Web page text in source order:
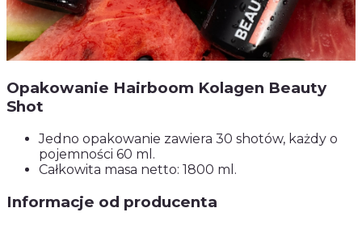
Opakowanie Hairboom Kolagen Beauty
Shot
Jedno opakowanie zawiera 30 shotów, każdy o
pojemności 60 ml.
Całkowita masa netto: 1800 ml.
Informacje od producenta